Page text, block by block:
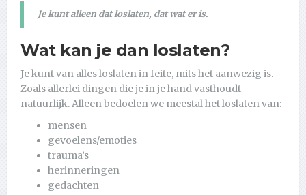
Je kunt alleen dat loslaten, dat wat er is.
Wat kan je dan loslaten?
Je kunt van alles loslaten in feite, mits het aanwezig is.
Zoals allerlei dingen die je in je hand vasthoudt
natuurlijk. Alleen bedoelen we meestal het loslaten van:
mensen
gevoelens/emoties
trauma’s
herinneringen
gedachten